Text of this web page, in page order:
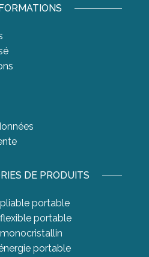
DE PRODUITS
portable
portable
portable